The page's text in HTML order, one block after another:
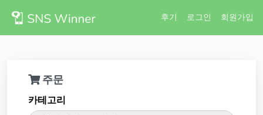
후기 로그인 회원가입
주문
카테고리